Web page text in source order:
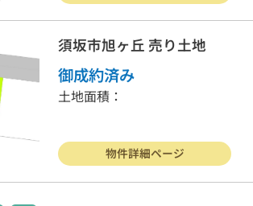
須坂市旭ヶ丘 売り土地
御成約済み
土地面積：
物件詳細ページ